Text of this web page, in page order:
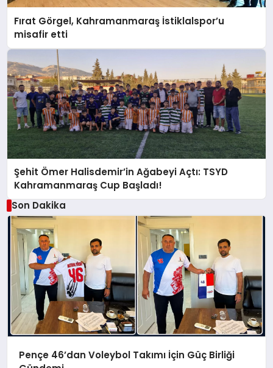
Fırat Görgel, Kahramanmaraş İstiklalspor’u
misafir etti
Şehit Ömer Halisdemir’in Ağabeyi Açtı: TSYD
Kahramanmaraş Cup Başladı!
Son Dakika
Pençe 46’dan Voleybol Takımı İçin Güç Birliği